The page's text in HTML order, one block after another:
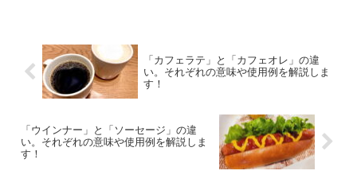
「カフェラテ」と「カフェオレ」の違
い。それぞれの意味や使用例を解説しま
す！
「ウインナー」と「ソーセージ」の違
い。それぞれの意味や使用例を解説しま
す！